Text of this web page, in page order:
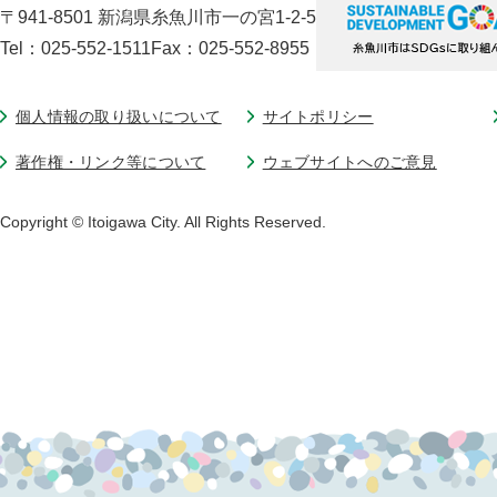
〒941-8501 新潟県糸魚川市一の宮1-2-5
Tel：025-552-1511Fax：025-552-8955
個人情報の取り扱いについて サイトポリシー
著作権・リンク等について ウェブサイトへのご意見
Copyright © Itoigawa City. All Rights Reserved.